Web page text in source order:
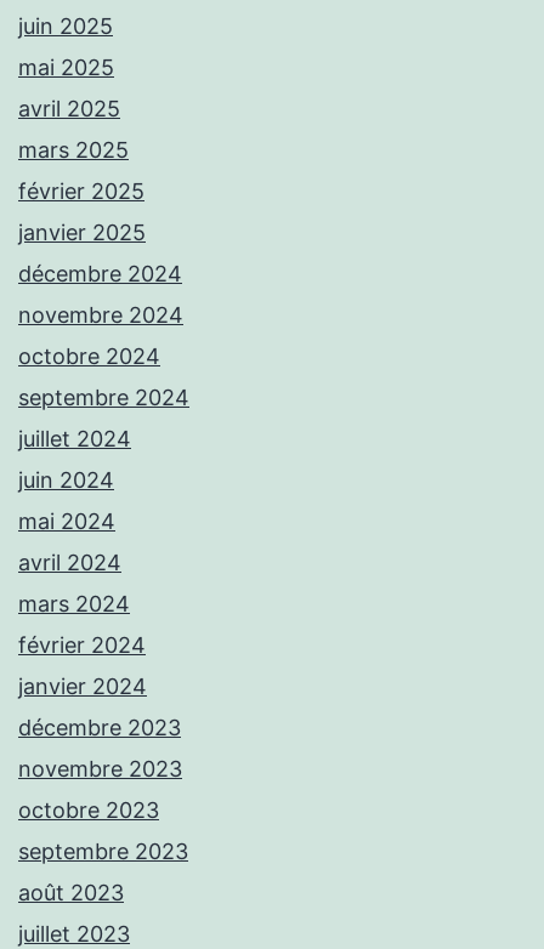
juin 2025
mai 2025
avril 2025
mars 2025
février 2025
janvier 2025
décembre 2024
novembre 2024
octobre 2024
septembre 2024
juillet 2024
juin 2024
mai 2024
avril 2024
mars 2024
février 2024
janvier 2024
décembre 2023
novembre 2023
octobre 2023
septembre 2023
août 2023
juillet 2023